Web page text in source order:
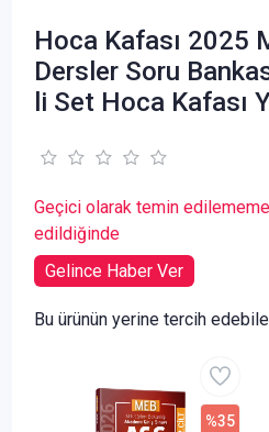
Hoca Kafası 2025
Dersler Soru
li Set Hoca Kafası
Geçici olarak temin
edildiğinde
Gelince Haber Ver
Bu ürünün yerine tercih
%35